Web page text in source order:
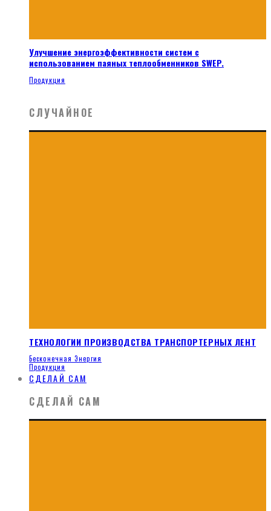
Улучшение энергоэффективности систем с
использованием паяных теплообменников SWEP.
Продукция
СЛУЧАЙНОЕ
ТЕХНОЛОГИИ ПРОИЗВОДСТВА ТРАНСПОРТЕРНЫХ ЛЕНТ
Бесконечная Энергия
Продукция
СДЕЛАЙ САМ
СДЕЛАЙ САМ